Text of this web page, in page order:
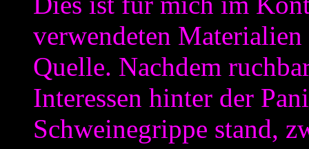
verwendeten
Quelle. Nachdem
Interessen hinter der
Schweinegrippe stand,